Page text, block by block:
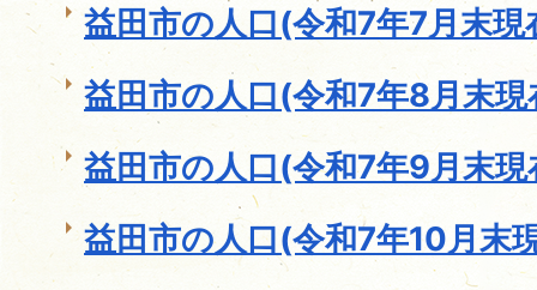
益田市の人口(令和7年7月末現
益田市の人口(令和7年8月末現
益田市の人口(令和7年9月末現
益田市の人口(令和7年10月末